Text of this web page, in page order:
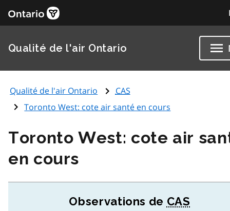
Qualité de l'air Ontario
Qualité de l'air Ontario
CAS
Toronto West: cote air santé en cours
Toronto West: cote air
en cours